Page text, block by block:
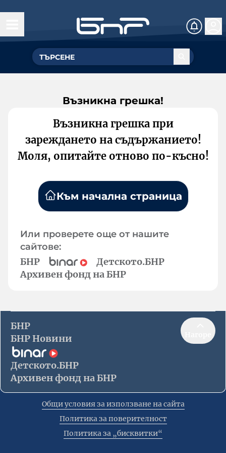
Възникна грешка!
Възникна грешка при
зареждането на съдържанието!
Моля, опитайте отново по-късно!
Към начална страница
Или проверете още от нашите
сайтове:
БНР
Детското.БНР
Архивен фонд на БНР
БНР
БНР Новини
Детското.БНР
Архивен фонд на БНР
Общи условия за използване на сайта
Политика за поверителност
Политика за „бисквитки“